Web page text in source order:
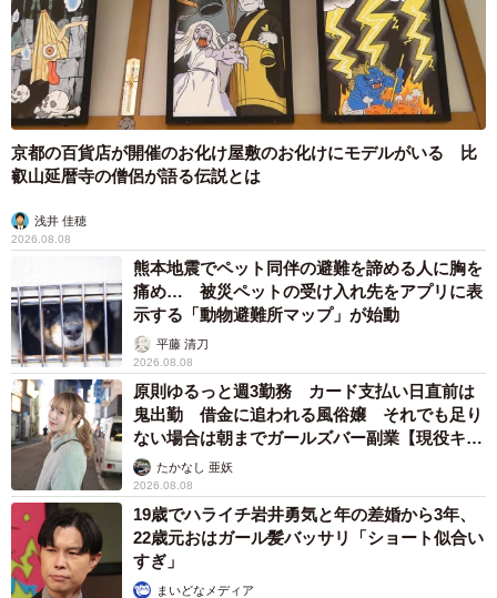
怖い怖い。でも、正体が気になりますね。」
など数々の驚きの声が寄せられた今回の投稿。石灰分の多
い自然環境で粒状に成長した炭酸カルシウムの塊というこ
とまでは推定できたが、なぜこのような皺が表面にできた
のかは不明。この石の謎が解き明かされる日を待ちたい。
京都の百貨店が開催のお化け屋敷のお化けにモデルがいる 比
叡山延暦寺の僧侶が語る伝説とは
浅井 佳穂
2026.08.08
熊本地震でペット同伴の避難を諦める人に胸を
痛め… 被災ペットの受け入れ先をアプリに表
示する「動物避難所マップ」が始動
平藤 清刀
2026.08.08
原則ゆるっと週3勤務 カード支払い日直前は
鬼出勤 借金に追われる風俗嬢 それでも足り
ない場合は朝までガールズバー副業【現役キャ
ストに取材】
たかなし 亜妖
2026.08.08
19歳でハライチ岩井勇気と年の差婚から3年、
22歳元おはガール髪バッサリ「ショート似合い
すぎ」
まいどなメディア